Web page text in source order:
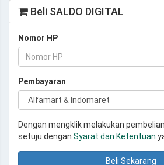
Beli SALDO DIGITAL
Nomor HP
Pembayaran
Dengan mengklik melakukan
setuju dengan Syarat dan Ketentuan
Beli Sekarang